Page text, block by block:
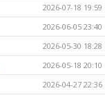
2026-07-18 19:59
2026-06-05 23:40
2026-05-30 18:28
2026-05-18 20:10
2026-04-27 22:36